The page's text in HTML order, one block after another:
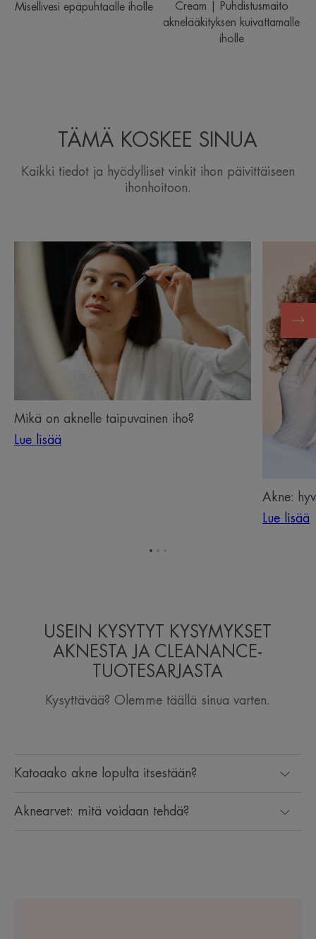
Misellivesi epäpuhtaalle iholle
Cream | Puhdistusmaito
aknelääkityksen kuivattamalle
iholle
TÄMÄ KOSKEE SINUA
Kaikki tiedot ja hyödylliset vinkit ihon päivittäiseen
ihonhoitoon.
aknelle
taipuvainen
Mikä on aknelle taipuvainen iho?
Lue lisää
Akne:
hyvät
huonot
tavat
Akne:
Lue lisää
USEIN KYSYTYT KYSYMYKSET
AKNESTA JA CLEANANCE-
TUOTESARJASTA
Kysyttävää? Olemme täällä sinua varten.
Katoaako akne lopulta itsestään?
Aknearvet: mitä voidaan tehdä?